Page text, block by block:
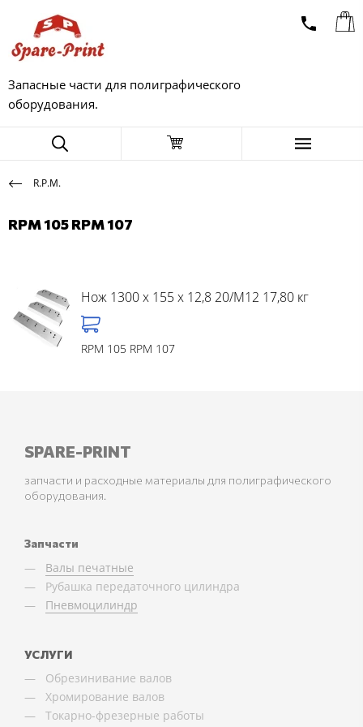
Запасные части для полиграфического
оборудования.
R.P.M.
RPM 105 RPM 107
Нож 1300 x 155 x 12,8 20/M12 17,80 кг
RPM 105 RPM 107
SPARE-PRINT
запчасти и расходные материалы для полиграфического
оборудования.
Запчасти
Валы печатные
Рубашка передаточного цилиндра
Пневмоцилиндр
УСЛУГИ
Обрезинивание валов
Хромирование валов
Токарно-фрезерные работы